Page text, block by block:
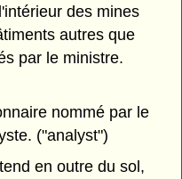
des mines
autres que
par le ministre.
nommé par le
("analyst")
en outre du sol,